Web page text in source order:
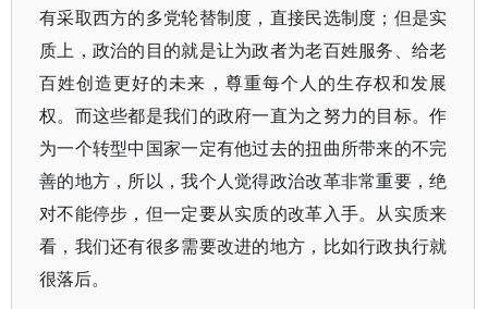
有采取西方的多党轮替制度，直接民选制度；但是实
质上，政治的目的就是让为政者为老百姓服务、给老
百姓创造更好的未来，尊重每个人的生存权和发展
权。而这些都是我们的政府一直为之努力的目标。作
为一个转型中国家一定有他过去的扭曲所带来的不完
善的地方，所以，我个人觉得政治改革非常重要，绝
对不能停步，但一定要从实质的改革入手。从实质来
看，我们还有很多需要改进的地方，比如行政执行就
很落后。